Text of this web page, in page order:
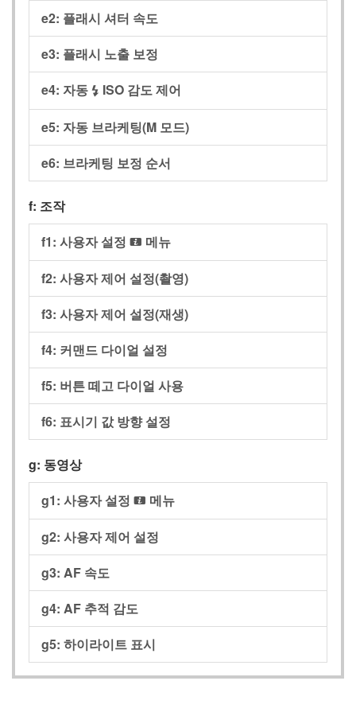
e2: 플래시 셔터 속도
e3: 플래시 노출 보정
e4: 자동 c ISO 감도 제어
e5: 자동 브라케팅(M 모드)
e6: 브라케팅 보정 순서
f: 조작
f1: 사용자 설정 i 메뉴
f2: 사용자 제어 설정(촬영)
f3: 사용자 제어 설정(재생)
f4: 커맨드 다이얼 설정
f5: 버튼 떼고 다이얼 사용
f6: 표시기 값 방향 설정
g: 동영상
g1: 사용자 설정 i 메뉴
g2: 사용자 제어 설정
g3: AF 속도
g4: AF 추적 감도
g5: 하이라이트 표시